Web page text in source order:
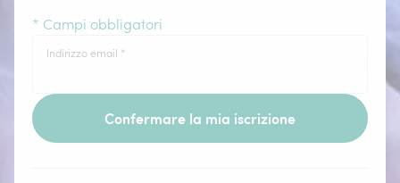
* Campi obbligatori
Indirizzo email *
Confermare la mia iscrizione